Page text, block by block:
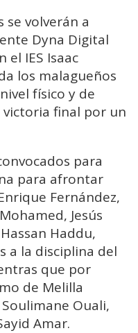
se volverán a
Dyna Digital
el IES Isaac
los malagueños
físico y de
final por un
para
para afrontar
Fernández,
Jesús
Haddu,
a la disciplina del
que por
de Melilla
Ouali,
Amar.